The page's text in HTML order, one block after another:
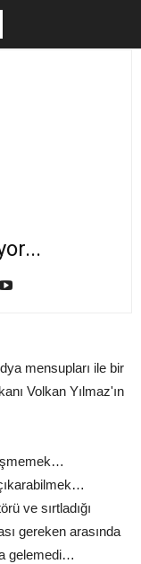
mensupları ile bir
Volkan Yılmaz'ın
ve sırtladığı
gereken arasında
gelemedi…